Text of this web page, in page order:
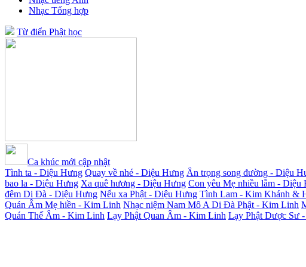
Nhạc Tổng hợp
Từ điển Phật học
Ca khúc mới cập nhật
Tình ta - Diệu Hưng Quay về nhé - Diệu Hưng Ân trọng song đường - Diệu
bao la - Diệu Hưng Xa quê hương - Diệu Hưng Con yêu Mẹ nhiều lắm - Diệu
đêm Di Đà - Diệu Hưng Nếu xa Phật - Diệu Hưng Tình Lam - Kim Khánh &
Quán Âm Mẹ hiền - Kim Linh Nhạc niệm Nam Mô A Di Đà Phật - Kim Linh
Quán Thế Âm - Kim Linh Lạy Phật Quan Âm - Kim Linh Lạy Phật Dược Sư